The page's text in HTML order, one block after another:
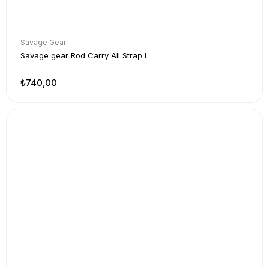
Savage Gear
Savage gear Rod Carry All Strap L
₺740,00